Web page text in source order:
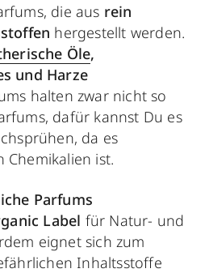
die aus rein
hergestellt werden.
Öle,
und Harze
halten zwar nicht so
dafür kannst Du es
da es
Chemikalien ist.
Parfums
Label für Natur- und
eignet sich zum
Inhaltsstoffe